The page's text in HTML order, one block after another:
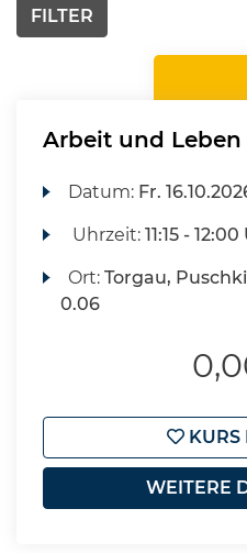
FILTER
Arbeit und
Datum: Fr.
Uhrzeit:11:15 -
Ort:Torgau,
0.06
KURS
WEITERE